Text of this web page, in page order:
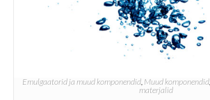
Emulgaatorid ja muud komponendid Muud komponendid
materjalid